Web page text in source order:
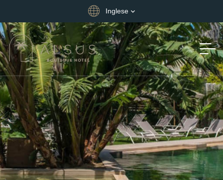
Inglese